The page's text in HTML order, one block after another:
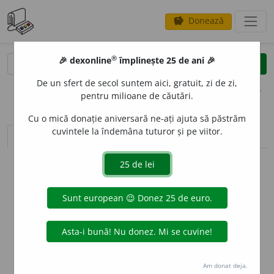
savings Donează
clear
opțiuni
sinteza definițiilor (1) definiții (13) declinări
info
Aceste definiții sunt compilate de
echipa dexonline. Definițiile
originale se află pe filadefiniții.
preferințe
🎉 dexonline® împlinește 25 de ani 🎉
De un sfert de secol suntem aici, gratuit, zi de zi,
pentru milioane de căutări.
Cu o mică donație aniversară ne-ați ajuta să păstrăm
cuvintele la îndemâna tuturor și pe viitor.
Am donat deja.